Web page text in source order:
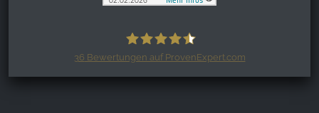
Harzspots.com - Den neuen Harz
36 Bewertungen auf ProvenExpert.com